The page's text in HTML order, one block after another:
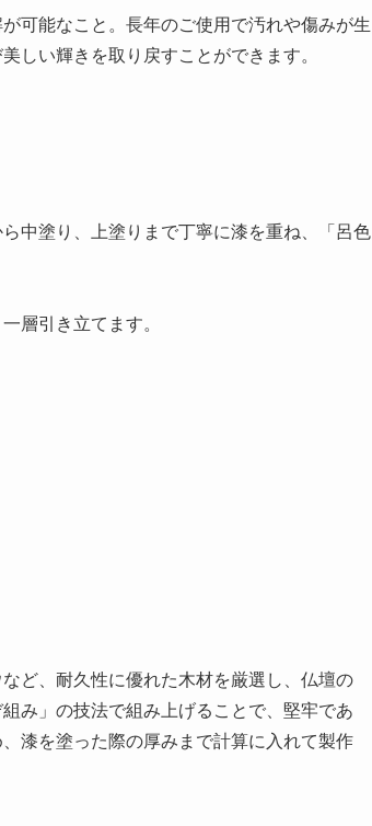
可能なこと。長年のご使用で汚れや傷みが生
しい輝きを取り戻すことができます。
中塗り、上塗りまで丁寧に漆を重ね、「呂色
層引き立てます。
ど、耐久性に優れた木材を厳選し、仏壇の
み」の技法で組み上げることで、堅牢であ
漆を塗った際の厚みまで計算に入れて製作